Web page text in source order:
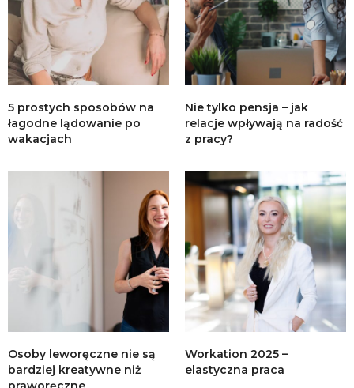
5 prostych sposobów na
łagodne lądowanie po
wakacjach
Nie tylko pensja – jak
relacje wpływają na radość
z pracy?
Osoby leworęczne nie są
bardziej kreatywne niż
Workation 2025 –
elastyczna praca